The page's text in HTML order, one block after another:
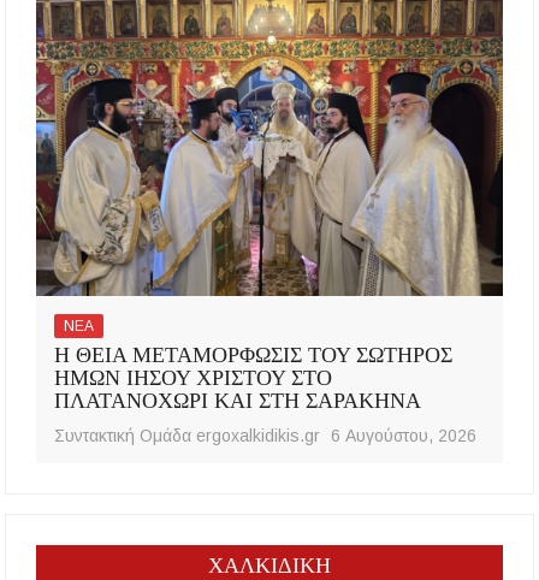
ΝΕΑ
Η ΘΕΙΑ ΜΕΤΑΜΟΡΦΩΣΙΣ ΤΟΥ ΣΩΤΗΡΟΣ
ΗΜΩΝ ΙΗΣΟΥ ΧΡΙΣΤΟΥ ΣΤΟ
ΠΛΑΤΑΝΟΧΩΡΙ ΚΑΙ ΣΤΗ ΣΑΡΑΚΗΝΑ
Συντακτική Ομάδα ergoxalkidikis.gr 6 Αυγούστου, 2026
ΧΑΛΚΙΔΙΚΗ